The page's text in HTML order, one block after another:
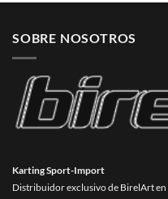
SOBRE NOSOTROS
Karting Sport-Import
Distribuidor exclusivo de BirelArt en